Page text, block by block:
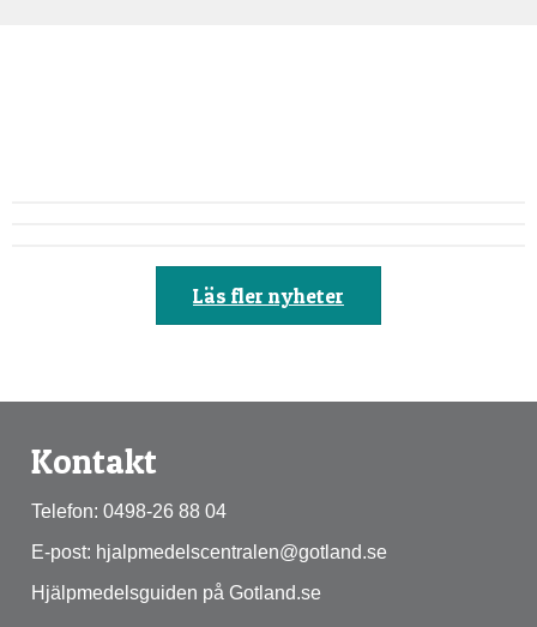
Läs fler nyheter
Kontakt
Telefon: 0498-26 88 04
E-post: hjalpmedelscentralen@gotland.se
Hjälpmedelsguiden på Gotland.se